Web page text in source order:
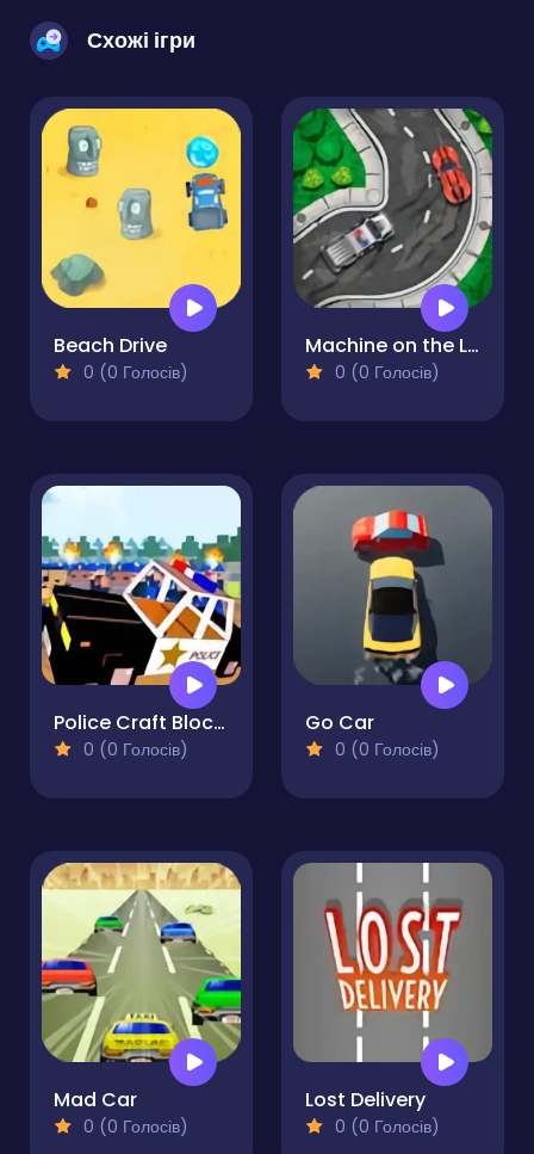
Схожі ігри
Beach Drive
0 (0 Голосів)
Machine on the Lines
0 (0 Голосів)
Police Craft Block Car Race
0 (0 Голосів)
Go Car
0 (0 Голосів)
Mad Car
0 (0 Голосів)
Lost Delivery
0 (0 Голосів)